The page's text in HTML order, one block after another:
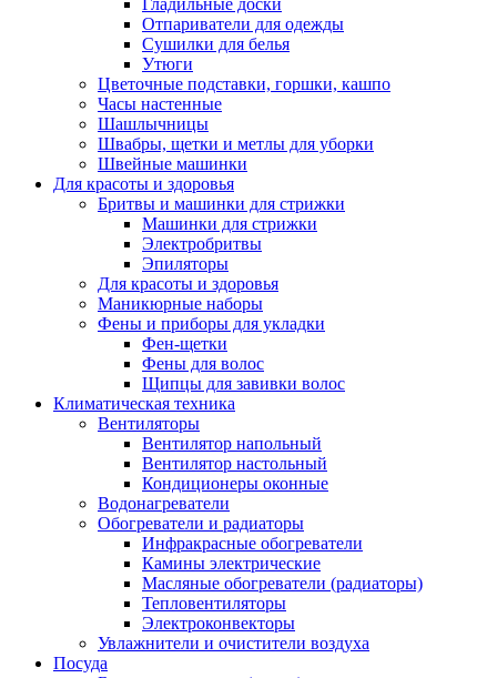
Гладильные доски
Отпариватели для одежды
Сушилки для белья
Утюги
Цветочные подставки, горшки, кашпо
Часы настенные
Шашлычницы
Швабры, щетки и метлы для уборки
Швейные машинки
Для красоты и здоровья
Бритвы и машинки для стрижки
Машинки для стрижки
Электробритвы
Эпиляторы
Для красоты и здоровья
Маникюрные наборы
Фены и приборы для укладки
Фен-щетки
Фены для волос
Щипцы для завивки волос
Климатическая техника
Вентиляторы
Вентилятор напольный
Вентилятор настольный
Кондиционеры оконные
Водонагреватели
Обогреватели и радиаторы
Инфракрасные обогреватели
Камины электрические
Масляные обогреватели (радиаторы)
Тепловентиляторы
Электроконвекторы
Увлажнители и очистители воздуха
Посуда